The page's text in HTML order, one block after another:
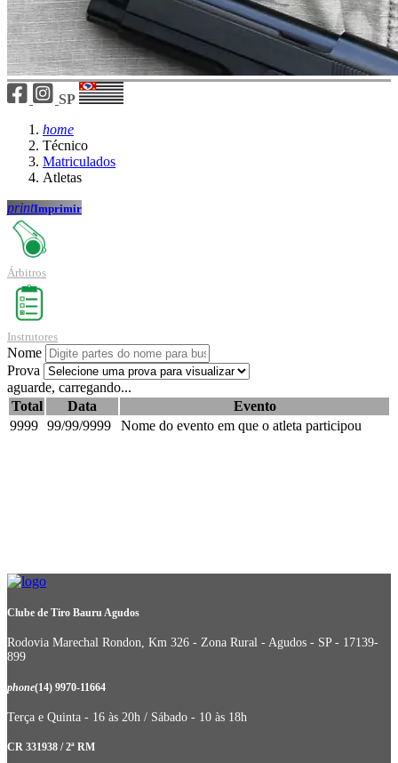
SP
home
Técnico
Matriculados
Atletas
printImprimir
Árbitros
Instrutores
Nome
Prova
aguarde, carregando...
Total
Data
Evento
9999 99/99/9999 Nome do evento em que o atleta participou
Clube de Tiro Bauru Agudos
Rodovia Marechal Rondon, Km 326 - Zona Rural - Agudos - SP - 17139-
899
phone(14) 9970-11664
Terça e Quinta - 16 às 20h / Sábado - 10 às 18h
CR 331938 / 2ª RM